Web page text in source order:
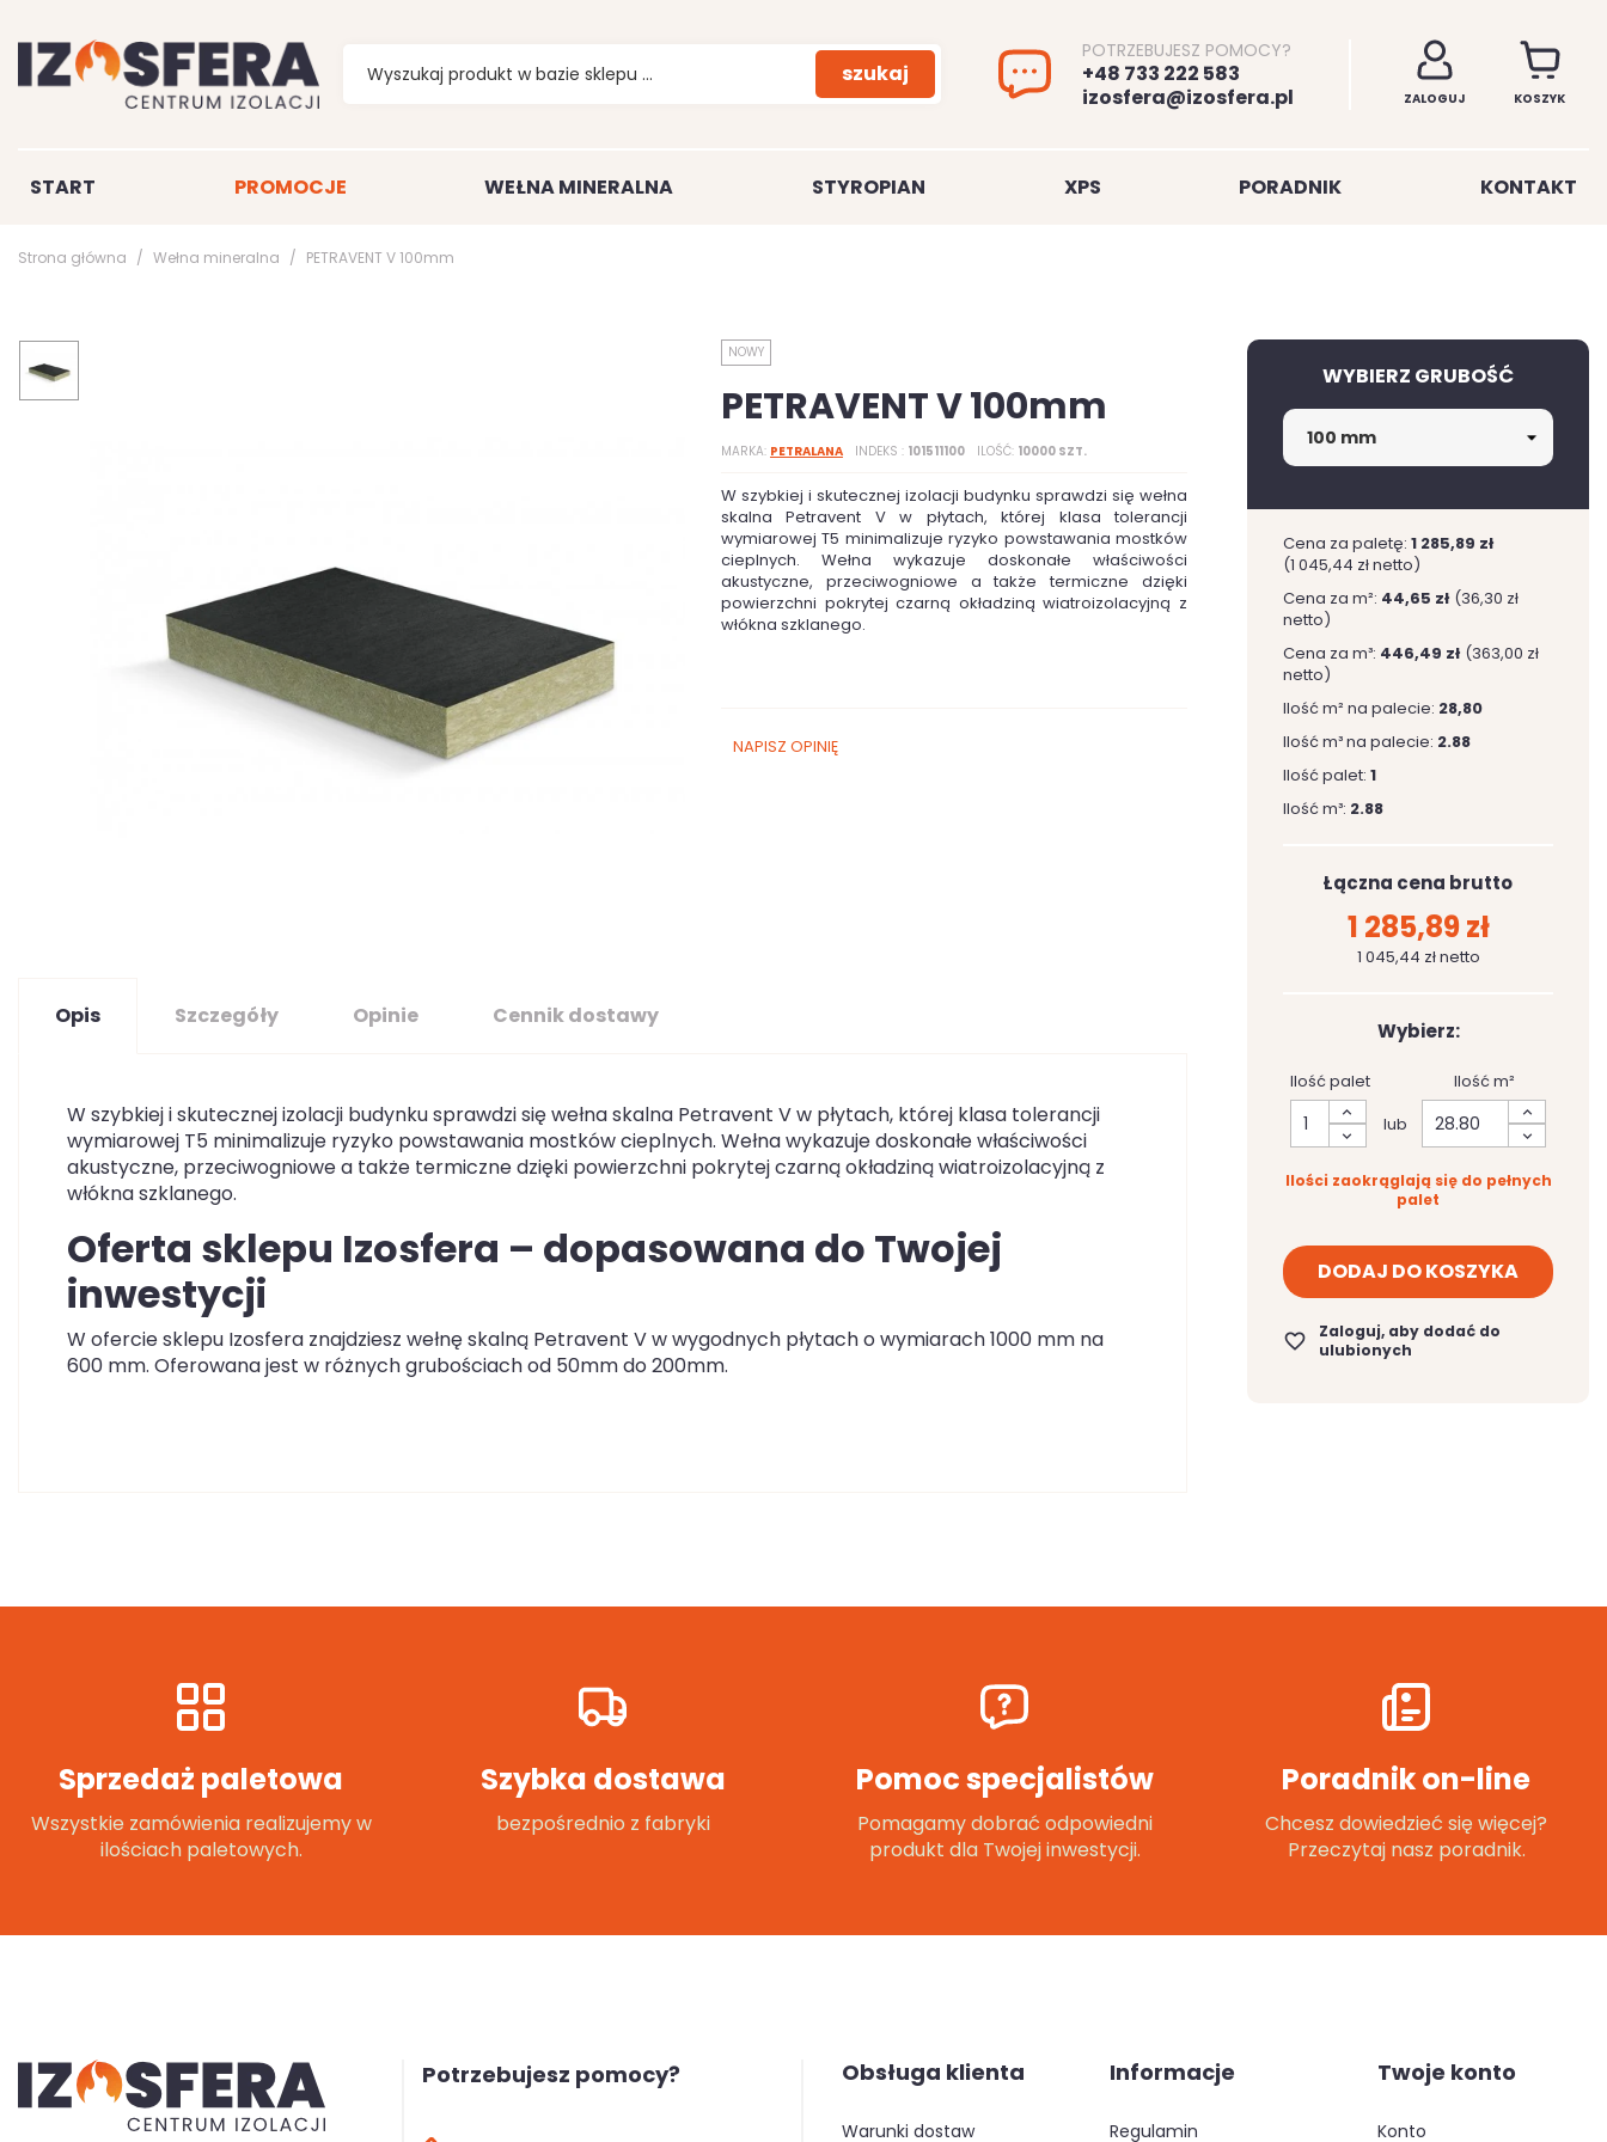
szukaj
POTRZEBUJESZ POMOCY?
+48 733 222 583
izosfera@izosfera.pl
ZALOGUJ KOSZYK
START PROMOCJE WEŁNA MINERALNA STYROPIAN XPS PORADNIK KONTAKT
Strona główna Wełna mineralna PETRAVENT V 100mm
NOWY
PETRAVENT V 100mm
MARKA PETRALANA INDEKS 101511100 ILOŚĆ 10000 SZT.
W szybkiej i skutecznej izolacji budynku sprawdzi się wełna
skalna Petravent V w płytach, której klasa tolerancji
wymiarowej T5 minimalizuje ryzyko powstawania mostków
cieplnych. Wełna wykazuje doskonałe właściwości
akustyczne, przeciwogniowe a także termiczne dzięki
powierzchni pokrytej czarną okładziną wiatroizolacyjną z
włókna szklanego.
NAPISZ OPINIĘ
Opis Szczegóły Opinie Cennik dostawy
W szybkiej i skutecznej izolacji budynku sprawdzi się wełna skalna Petravent V w płytach, której klasa tolerancji
wymiarowej T5 minimalizuje ryzyko powstawania mostków cieplnych. Wełna wykazuje doskonałe właściwości
akustyczne, przeciwogniowe a także termiczne dzięki powierzchni pokrytej czarną okładziną wiatroizolacyjną z
włókna szklanego.
Oferta sklepu Izosfera – dopasowana do Twojej
inwestycji
W ofercie sklepu Izosfera znajdziesz wełnę skalną Petravent V w wygodnych płytach o wymiarach 1000 mm na
600 mm. Oferowana jest w różnych grubościach od 50mm do 200mm.
WYBIERZ GRUBOŚĆ
Cena za paletę: 1 285,89 zł
(1 045,44 zł netto)
Cena za m²: 44,65 zł (36,30 zł
netto)
Cena za m³: 446,49 zł (363,00 zł
netto)
Ilość m² na palecie: 28,80
Ilość m³ na palecie: 2.88
Ilość palet: 1
Ilość m³: 2.88
Łączna cena brutto
1 285,89 zł
1 045,44 zł netto
Wybierz:
Ilość palet
lub
Ilość m²
Ilości zaokrąglają się do pełnych
palet
DODAJ DO KOSZYKA
favorite_border
Zaloguj, aby dodać do
ulubionych
Sprzedaż paletowa
Wszystkie zamówienia realizujemy w
ilościach paletowych.
Szybka dostawa
bezpośrednio z fabryki
Pomoc specjalistów
Pomagamy dobrać odpowiedni
produkt dla Twojej inwestycji.
Poradnik on-line
Chcesz dowiedzieć się więcej?
Przeczytaj nasz poradnik.
Potrzebujesz pomocy? Obsługa klienta
warunki dostaw
Informacje
regulamin
Twoje konto
konto